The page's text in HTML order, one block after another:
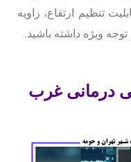
تنظیم ارتفاع، زاویه
ویژه داشته باشید.
درمانی غرب